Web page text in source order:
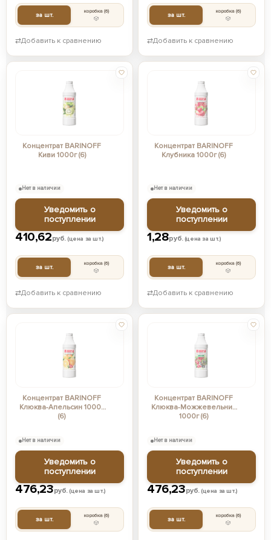
за шт. коробка(6)
⇄Добавить к сравнению
за шт. коробка(6)
⇄Добавить к сравнению
Концентрат BARINOFF
Киви 1000г (6)
410,62руб.(цена за шт.)
за шт. коробка(6)
Нет в наличии
Уведомить о
поступлении
⇄Добавить к сравнению
Концентрат BARINOFF
Клубника 1000г (6)
1,28руб.(цена за шт.)
за шт. коробка(6)
Нет в наличии
Уведомить о
поступлении
⇄Добавить к сравнению
Концентрат BARINOFF
Клюква-Апельсин 1000г
(6)
476,23руб.(цена за шт.)
за шт. коробка(6)
Нет в наличии
Уведомить о
поступлении
Концентрат BARINOFF
Клюква-Можжевельник
1000г (6)
476,23руб.(цена за шт.)
за шт. коробка(6)
Нет в наличии
Уведомить о
поступлении